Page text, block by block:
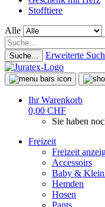
Stofftiere
Alle
Suche... Erweiterte
Ihr Warenkorb
0,00 CHF
Sie haben
Freizeit
Freizeit
Accessoirs
Baby &
Hemden
Hosen
Pants